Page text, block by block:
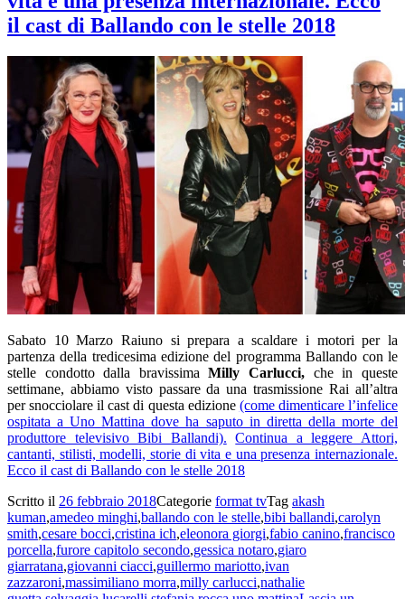
il cast di Ballando con le stelle 2018
Sabato 10 Marzo Raiuno si prepara a scaldare i motori per la
partenza della tredicesima edizione del programma Ballando con le
stelle condotto dalla bravissimaMilly Carlucci, che in queste
settimane, abbiamo visto passare da una trasmissione Rai all’altra
per snocciolare il cast di questa edizione (come dimenticare l’infelice
ospitata a Uno Mattina dove ha saputo in diretta della morte del
produttore televisivo Bibi Ballandi).
Continua a leggere Attori,
cantanti, stilisti, modelli, storie di vita e una presenza internazionale.
Ecco il cast di Ballando con le stelle 2018
Scritto il 26 febbraio 2018Categorie format tvTag akash
kuman,amedeo minghi,ballando con le stelle,bibi ballandi,carolyn
smith,cesare bocci,cristina ich,eleonora giorgi,fabio canino,francisco
porcella,furore capitolo secondo,gessica notaro,giaro
giarratana,giovanni ciacci,guillermo mariotto,ivan
zazzaroni,massimiliano morra,milly carlucci,nathalie